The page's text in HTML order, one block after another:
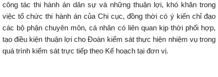
công tác thi hành án dân sự và những thuận lợi, khó khăn trong
việc tổ chức thi hành án của Chi cục, đồng thời có ý kiến chỉ đạo
các bộ phận chuyên môn, cá nhân có liên quan kịp thời phối hợp,
tạo điều kiện thuận lợi cho Đoàn kiểm sát thực hiện nhiệm vụ trong
quá trình kiểm sát trực tiếp theo Kế hoạch tại đơn vị.